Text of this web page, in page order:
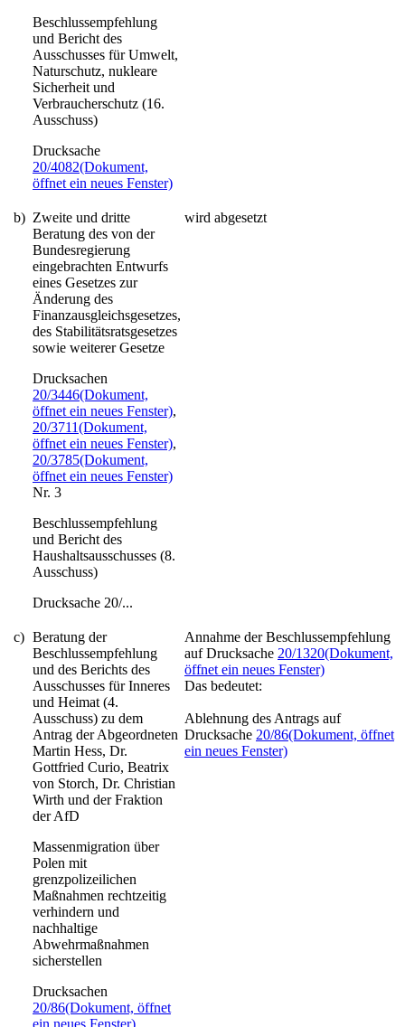
Beschlussempfehlung
und Bericht des
Ausschusses für Umwelt,
Naturschutz, nukleare
Sicherheit und
Verbraucherschutz (16.
Ausschuss)
Drucksache
20/4082(Dokument,
öffnet ein neues Fenster)
b) Zweite und dritte
Beratung des von der
Bundesregierung
eingebrachten Entwurfs
eines Gesetzes zur
Änderung des
Finanzausgleichsgesetzes,
des Stabilitätsratsgesetzes
sowie weiterer Gesetze
Drucksachen
20/3446(Dokument,
öffnet ein neues Fenster),
20/3711(Dokument,
öffnet ein neues Fenster),
20/3785(Dokument,
öffnet ein neues Fenster)
Nr. 3
Beschlussempfehlung
und Bericht des
Haushaltsausschusses (8.
Ausschuss)
Drucksache 20/...
wird abgesetzt
c) Beratung der
Beschlussempfehlung
und des Berichts des
Ausschusses für Inneres
und Heimat (4.
Ausschuss) zu dem
Antrag der Abgeordneten
Martin Hess, Dr.
Gottfried Curio, Beatrix
von Storch, Dr. Christian
Wirth und der Fraktion
der AfD
Massenmigration über
Polen mit
grenzpolizeilichen
Maßnahmen rechtzeitig
verhindern und
nachhaltige
Abwehrmaßnahmen
sicherstellen
Drucksachen
20/86(Dokument, öffnet
ein neues Fenster),
Annahme der Beschlussempfehlung
auf Drucksache 20/1320(Dokument,
öffnet ein neues Fenster)
Das bedeutet:
Ablehnung des Antrags auf
Drucksache 20/86(Dokument, öffnet
ein neues Fenster)